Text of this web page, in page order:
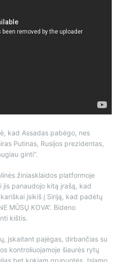
kad Assadas pabėgo, nes
Putinas, Rusijos prezidentas,
ginti“.
žiniasklaidos platformoje
panaudojo kitą įrašą, kad
įsikiš į Siriją, kad padėtų
MŪSŲ KOVA“. Bideno
kištis.
įskaitant pajėgas, dirbančias su
kontroliuojamoje šiaurės rytų
bet kokiam grupuotės „Islamo